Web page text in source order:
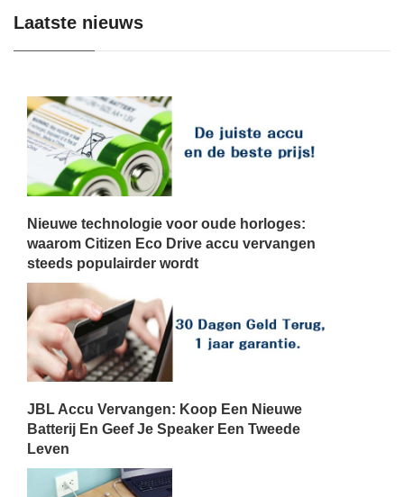
Laatste nieuws
Nieuwe technologie voor oude horloges:
waarom Citizen Eco Drive accu vervangen
steeds populairder wordt
JBL Accu Vervangen: Koop Een Nieuwe
Batterij En Geef Je Speaker Een Tweede
Leven